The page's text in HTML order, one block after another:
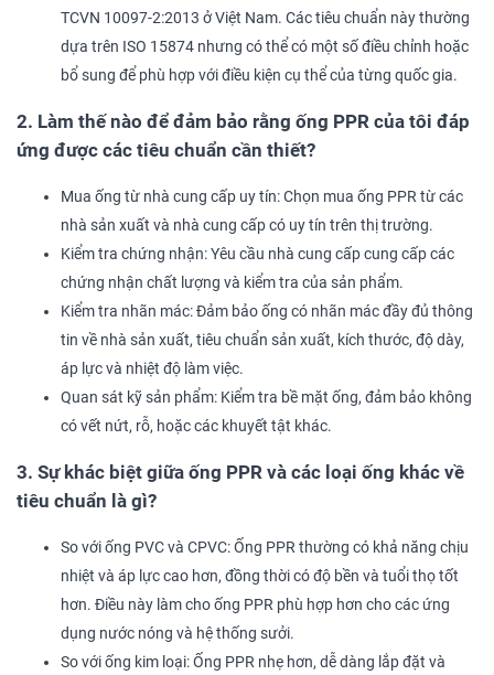
TCVN 10097-2:2013 ở Việt Nam. Các tiêu chuẩn này thường
dựa trên ISO 15874 nhưng có thể có một số điều chỉnh hoặc
bổ sung để phù hợp với điều kiện cụ thể của từng quốc gia.
2. Làm thế nào để đảm bảo rằng ống PPR của tôi đáp
ứng được các tiêu chuẩn cần thiết?
Mua ống từ nhà cung cấp uy tín: Chọn mua ống PPR từ các
nhà sản xuất và nhà cung cấp có uy tín trên thị trường.
Kiểm tra chứng nhận: Yêu cầu nhà cung cấp cung cấp các
chứng nhận chất lượng và kiểm tra của sản phẩm.
Kiểm tra nhãn mác: Đảm bảo ống có nhãn mác đầy đủ thông
tin về nhà sản xuất, tiêu chuẩn sản xuất, kích thước, độ dày,
áp lực và nhiệt độ làm việc.
Quan sát kỹ sản phẩm: Kiểm tra bề mặt ống, đảm bảo không
có vết nứt, rỗ, hoặc các khuyết tật khác.
3. Sự khác biệt giữa ống PPR và các loại ống khác về
tiêu chuẩn là gì?
So với ống PVC và CPVC: Ống PPR thường có khả năng chịu
nhiệt và áp lực cao hơn, đồng thời có độ bền và tuổi thọ tốt
hơn. Điều này làm cho ống PPR phù hợp hơn cho các ứng
dụng nước nóng và hệ thống sưởi.
So với ống kim loại: Ống PPR nhẹ hơn, dễ dàng lắp đặt và